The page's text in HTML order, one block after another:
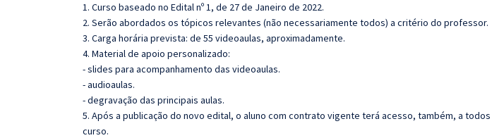
1. Curso baseado no Edital nº 1, de 27 de Janeiro de 2022.
2. Serão abordados os tópicos relevantes (não necessariamente todos) a critério do professor.
3. Carga horária prevista: de 55 videoaulas, aproximadamente.
4. Material de apoio personalizado:
- slides para acompanhamento das videoaulas.
- audioaulas.
- degravação das principais aulas.
5. Após a publicação do novo edital, o aluno com contrato vigente terá acesso, também, a
curso.